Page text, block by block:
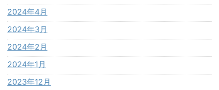
2024年4月
2024年3月
2024年2月
2024年1月
2023年12月